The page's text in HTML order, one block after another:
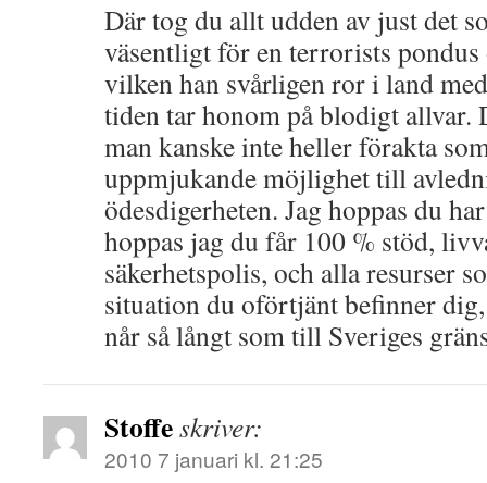
Där tog du allt udden av just det
väsentligt för en terrorists
vilken han svårligen ror i land
tiden tar honom på blodigt allvar.
man kanske inte heller förakta
uppmjukande möjlighet till
ödesdigerheten. Jag hoppas du
hoppas jag du får 100 % stöd,
säkerhetspolis, och alla resurser
situation du oförtjänt befinner dig,
når så långt som till Sveriges
Stoffeskriver:
2010 7 januari kl. 21:25